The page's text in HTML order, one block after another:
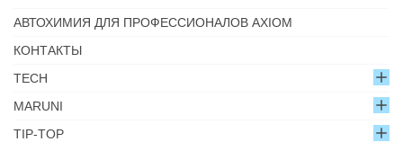
АВТОХИМИЯ ДЛЯ ПРОФЕССИОНАЛОВ AXIOM
КОНТАКТЫ
TECH
MARUNI
TIP-TOP